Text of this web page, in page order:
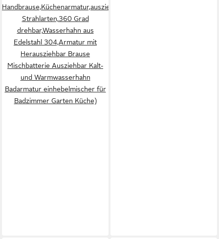
Handbrause,Küchenarmatur,ausziehbar,Küchenarmatur,2
Strahlarten,360 Grad
drehbar,Wasserhahn aus
Edelstahl 304,Armatur mit
Herausziehbar Brause
Mischbatterie Ausziehbar Kalt-
und Warmwasserhahn
Badarmatur einhebelmischer für
Badzimmer Garten Küche)